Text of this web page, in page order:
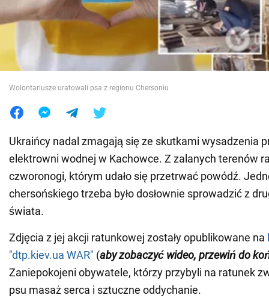
Jedzenie
Wolontariusze uratowali psa z regionu Chersoniu
Ukraińcy nadal zmagają się ze skutkami wysadzenia
elektrowni wodnej w Kachowce. Z zalanych terenów
czworonogi, którym udało się przetrwać powódź.
chersońskiego trzeba było dosłownie sprowadzić z
świata.
Zdjęcia z jej akcji ratunkowej zostały opublikowane na
"dtp.kiev.ua WAR" (abyzobaczyć wideo, przewiń do
Zaniepokojeni obywatele, którzy przybyli na ratunek
psu masaż serca i sztuczne oddychanie.